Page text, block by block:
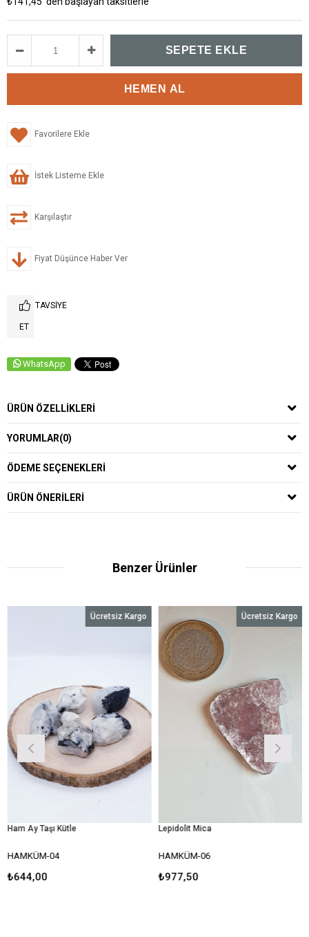
Favorilere Ekle
İstek Listeme Ekle
Karşılaştır
Fiyat Düşünce Haber Ver
TAVSIYE
ET
WhatsApp
ÜRÜN ÖZELLIKLERI
YORUMLAR(0)
ÖDEME SEÇENEKLERI
ÜRÜN ÖNERILERI
Benzer Ürünler
Ay Taşı Kütle
04
Ücretsiz Kargo
Lepidolit Mica
HAMKÜM-06
₺977,50
Ücretsiz Kargo